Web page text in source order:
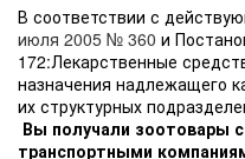
В соответствии с
июля 2005 № 360 и
172:Лекарственные
назначения надлежащего
их структурных
Вы получали зоотовары
транспортными